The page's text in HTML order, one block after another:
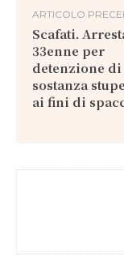
ARTICOLO
Scafati.
33enne per
detenzione di
sostanza
ai fini di